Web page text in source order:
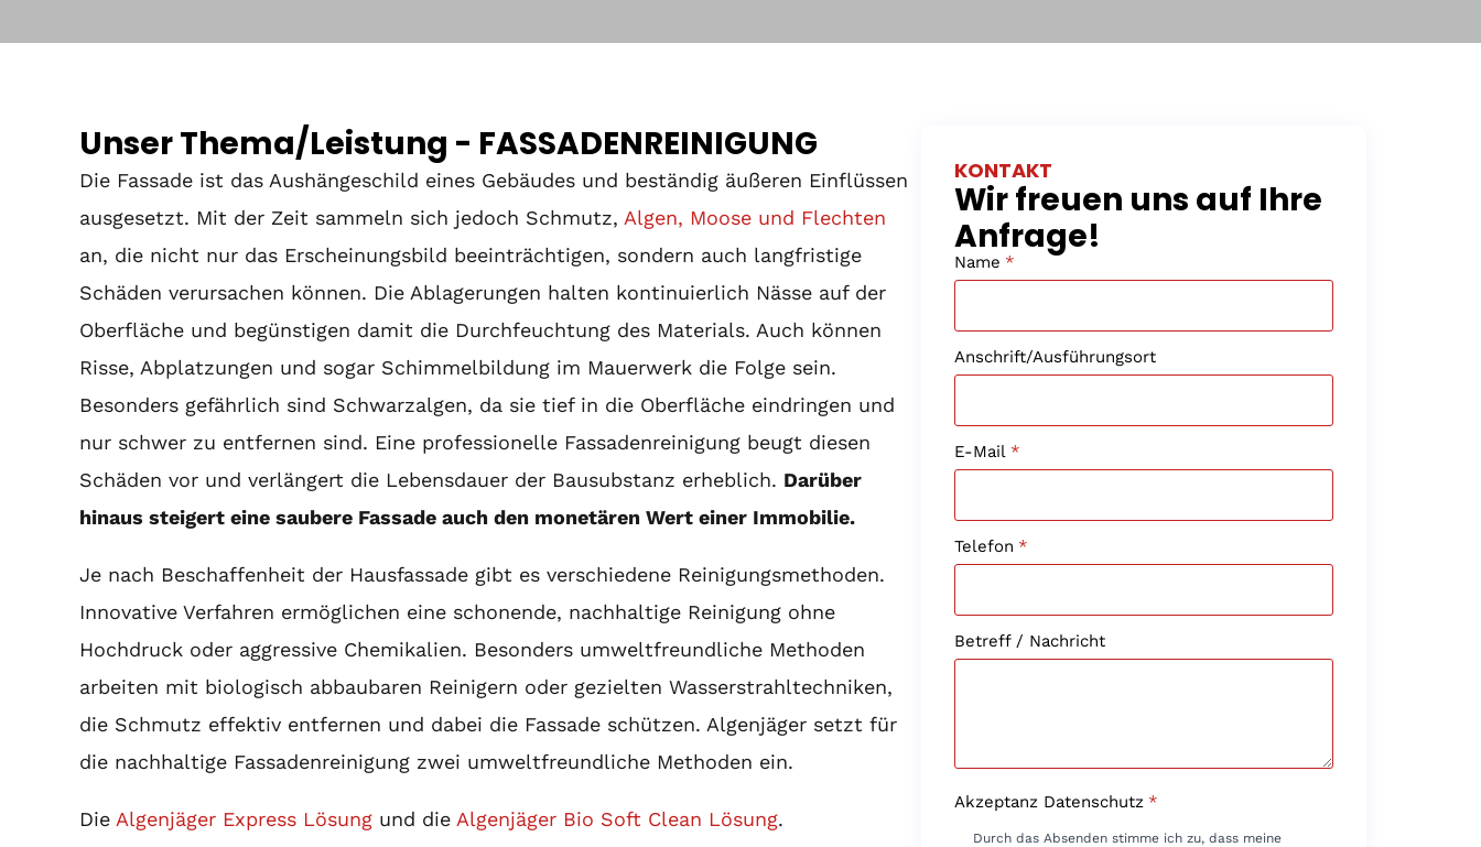
Unser Thema/Leistung - FASSADENREINIGUNG
Die Fassade ist das Aushängeschild eines Gebäudes und beständig äußeren Einflüssen
ausgesetzt. Mit der Zeit sammeln sich jedoch Schmutz, Algen, Moose und Flechten
an, die nicht nur das Erscheinungsbild beeinträchtigen, sondern auch langfristige
Schäden verursachen können. Die Ablagerungen halten kontinuierlich Nässe auf der
Oberfläche und begünstigen damit die Durchfeuchtung des Materials. Auch können
Risse, Abplatzungen und sogar Schimmelbildung im Mauerwerk die Folge sein.
Besonders gefährlich sind Schwarzalgen, da sie tief in die Oberfläche eindringen und
nur schwer zu entfernen sind. Eine professionelle Fassadenreinigung beugt diesen
Schäden vor und verlängert die Lebensdauer der Bausubstanz erheblich. Darüber
hinaus steigert eine saubere Fassade auch den monetären Wert einer Immobilie.
Je nach Beschaffenheit der Hausfassade gibt es verschiedene Reinigungsmethoden.
Innovative Verfahren ermöglichen eine schonende, nachhaltige Reinigung ohne
Hochdruck oder aggressive Chemikalien. Besonders umweltfreundliche Methoden
arbeiten mit biologisch abbaubaren Reinigern oder gezielten Wasserstrahltechniken,
die Schmutz effektiv entfernen und dabei die Fassade schützen. Algenjäger setzt für
die nachhaltige Fassadenreinigung zwei umweltfreundliche Methoden ein.
Die Algenjäger Express Lösung und die Algenjäger Bio Soft Clean Lösung.
KONTAKT
Wir freuen uns auf Ihre
Anfrage!
Name *
Anschrift/Ausführungsort
E-Mail *
Telefon *
Betreff / Nachricht
Akzeptanz Datenschutz *
Durch das Absenden stimme ich zu, dass meine